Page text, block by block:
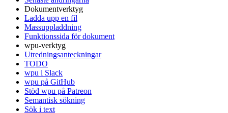
Dokumentverktyg
Ladda upp en fil
Massuppladdning
Funktionssida för dokument
wpu-verktyg
Utredningsanteckningar
TODO
wpu i Slack
wpu på GitHub
Stöd wpu på Patreon
Semantisk sökning
Sök i text